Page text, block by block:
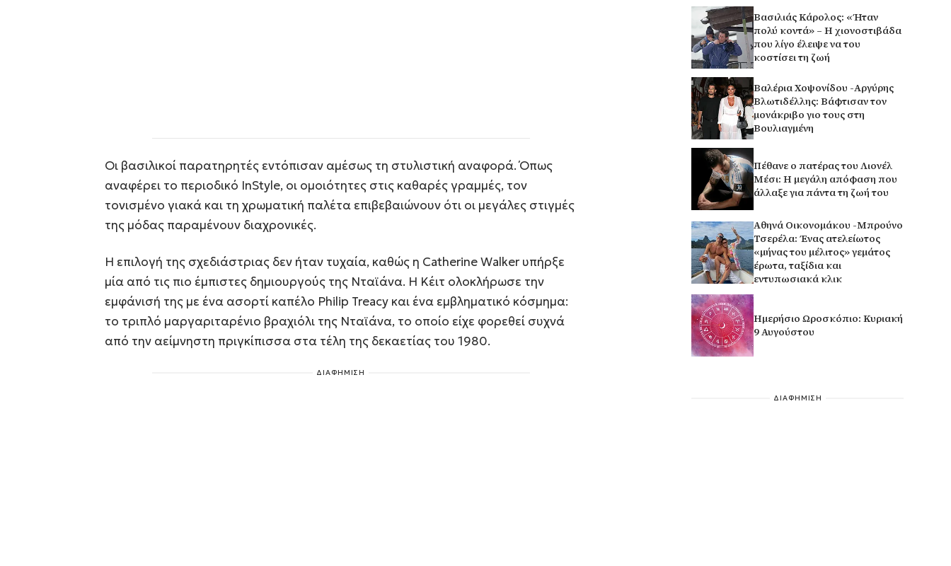
Οι βασιλικοί παρατηρητές εντόπισαν αμέσως τη στυλιστική αναφορά. Όπως
αναφέρει το περιοδικό InStyle, οι ομοιότητες στις καθαρές γραμμές, τον
τονισμένο γιακά και τη χρωματική παλέτα επιβεβαιώνουν ότι οι μεγάλες στιγμές
της μόδας παραμένουν διαχρονικές.
Η επιλογή της σχεδιάστριας δεν ήταν τυχαία, καθώς η Catherine Walker υπήρξε
μία από τις πιο έμπιστες δημιουργούς της Νταϊάνα. Η Κέιτ ολοκλήρωσε την
εμφάνισή της με ένα ασορτί καπέλο Philip Treacy και ένα εμβληματικό κόσμημα:
το τριπλό μαργαριταρένιο βραχιόλι της Νταϊάνα, το οποίο είχε φορεθεί συχνά
από την αείμνηστη πριγκίπισσα στα τέλη της δεκαετίας του 1980.
ΔΙΑΦΗΜΙΣΗ
Βασιλιάς Κάρολος: «Ήταν
πολύ κοντά» – Η χιονοστιβάδα
που λίγο έλειψε να του
κοστίσει τη ζωή
Βαλέρια Χοψονίδου -Αργύρης
Βλωτιδέλλης: Βάφτισαν τον
μονάκριβο γιο τους στη
Βουλιαγμένη
Πέθανε ο πατέρας του Λιονέλ
Μέσι: Η μεγάλη απόφαση που
άλλαξε για πάντα τη ζωή του
Αθηνά Οικονομάκου -Μπρούνο
Τσερέλα: Ένας ατελείωτος
«μήνας του μέλιτος» γεμάτος
έρωτα, ταξίδια και
εντυπωσιακά κλικ
Ημερήσιο Ωροσκόπιο: Κυριακή
9 Αυγούστου
ΔΙΑΦΗΜΙΣΗ